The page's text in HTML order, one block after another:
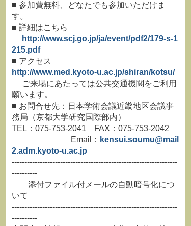
■ 参加費無料、どなたでも参加いただけま
す。
■ 詳細はこちら
http://www.scj.go.jp/ja/event/pdf2/179-s-1
215.pdf
■ アクセス
http://www.med.kyoto-u.ac.jp/shiran/kotsu/
ご来場にあたっては公共交通機関をご利用
願います。
■ お問合せ先：日本学術会議近畿地区会議事
務局（京都大学研究国際部内）
TEL：075-753-2041 FAX：075-753-2042
Email： kensui.soumu@mail
2.adm.kyoto-u.ac.jp
-----------------------------------------------------------------
----------
添付ファイル付メールの自動暗号化につ
いて
-----------------------------------------------------------------
----------